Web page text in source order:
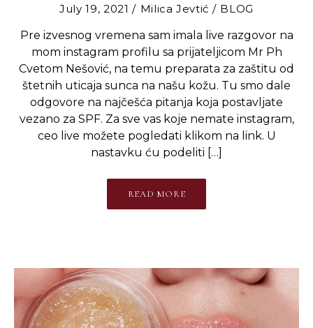
July 19, 2021 Milica Jevtić
BLOG
Pre izvesnog vremena sam imala live razgovor na
mom instagram profilu sa prijateljicom Mr Ph
Cvetom Nešović, na temu preparata za zaštitu od
štetnih uticaja sunca na našu kožu. Tu smo dale
odgovore na najčešća pitanja koja postavljate
vezano za SPF. Za sve vas koje nemate instagram,
ceo live možete pogledati klikom na link. U
nastavku ću podeliti […]
READ MORE